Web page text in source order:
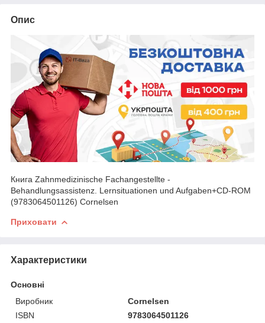
Опис
Книга Zahnmedizinische Fachangestellte -
Behandlungsassistenz. Lernsituationen und Aufgaben+CD-ROM
(9783064501126) Cornelsen
Приховати
Характеристики
Основні
Виробник
Cornelsen
ISBN
9783064501126